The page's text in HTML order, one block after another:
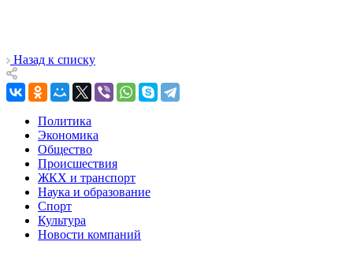
Назад к списку
Политика
Экономика
Общество
Происшествия
ЖКХ и транспорт
Наука и образование
Спорт
Культура
Новости компаний